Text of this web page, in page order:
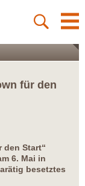
für den
den Start“
6. Mai in
besetztes